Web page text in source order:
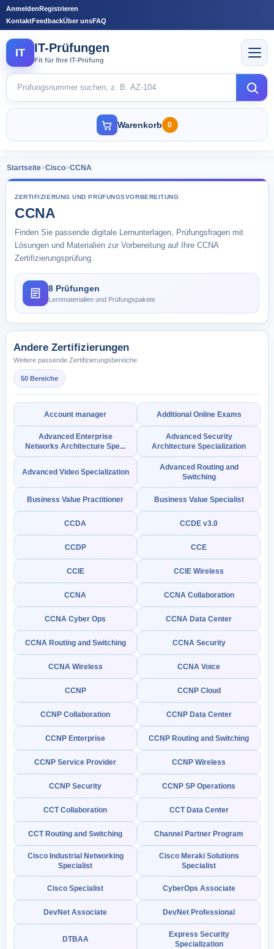
AnmeldenRegistrieren
KontaktFeedbackÜber unsFAQ
IT IT-Prüfungen
Fit für Ihre IT-Prüfung
Warenkorb 0
Startseite>Cisco>CCNA
ZERTIFIZIERUNG UND PRÜFUNGSVORBEREITUNG
CCNA
Finden Sie passende digitale Lernunterlagen, Prüfungsfragen mit
Lösungen und Materialien zur Vorbereitung auf Ihre CCNA
Zertifizierungsprüfung.
8 Prüfungen
Lernmaterialien und Prüfungspakete
Andere Zertifizierungen
Weitere passende Zertifizierungsbereiche
50 Bereiche
Account manager Additional Online Exams
Advanced Enterprise
Networks Architecture Spe...
Advanced Security
Architecture Specialization
Advanced Video Specialization
Advanced Routing and
Switching
Business Value Practitioner Business Value Specialist
CCDA CCDE v3.0
CCDP CCE
CCIE CCIE Wireless
CCNA CCNA Collaboration
CCNA Cyber Ops CCNA Data Center
CCNA Routing and Switching CCNA Security
CCNA Wireless CCNA Voice
CCNP CCNP Cloud
CCNP Collaboration CCNP Data Center
CCNP Enterprise CCNP Routing and Switching
CCNP Service Provider CCNP Wireless
CCNP Security CCNP SP Operations
CCT Collaboration CCT Data Center
CCT Routing and Switching Channel Partner Program
Cisco Industrial Networking
Specialist
Cisco Meraki Solutions
Specialist
Cisco Specialist CyberOps Associate
DevNet Associate DevNet Professional
DTBAA
Express Security
Specialization